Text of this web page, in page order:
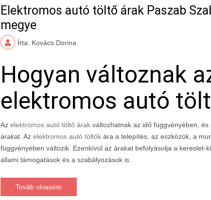
Elektromos autó töltő árak Paszab
megye
Írta: Kovács Dorina
Hogyan változnak
elektromos autó
Az elektromos autó töltő árak változhatnak az idő függvényében,
árakat. Az elektromos autó töltők ára a telepítés, az eszközök, a
függvényében változik. Ezenkívül az árakat befolyásolja a kereslet-
állami támogatások és a szabályozások is.
Továb olvasom